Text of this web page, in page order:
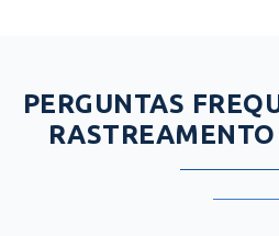
PERGUNTAS